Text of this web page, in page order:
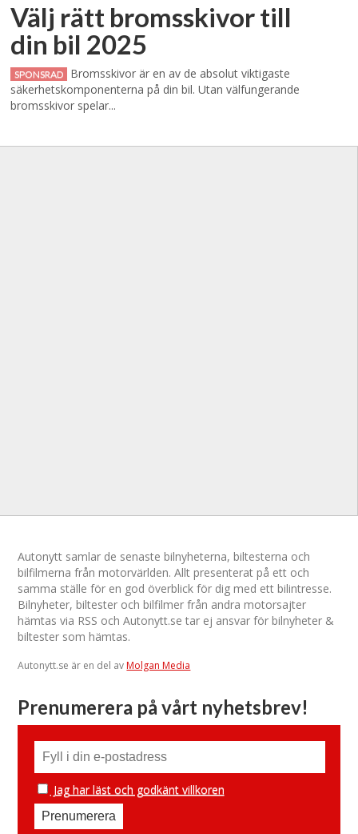
Välj rätt bromsskivor till
din bil 2025
SPONSRAD
Bromsskivor är en av de absolut viktigaste
säkerhetskomponenterna på din bil. Utan välfungerande
bromsskivor spelar...
Autonytt samlar de senaste bilnyheterna, biltesterna och
bilfilmerna från motorvärlden. Allt presenterat på ett och
samma ställe för en god överblick för dig med ett bilintresse.
Bilnyheter, biltester och bilfilmer från andra motorsajter
hämtas via RSS och Autonytt.se tar ej ansvar för bilnyheter &
biltester som hämtas.
Autonytt.se är en del avMolgan Media
Prenumerera på vårt nyhetsbrev!
Jag har läst och godkänt villkoren